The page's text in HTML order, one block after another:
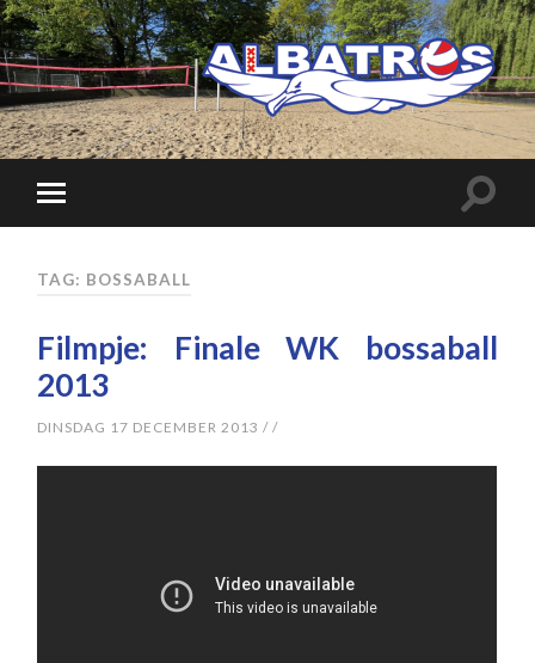
TAG: BOSSABALL
Filmpje: Finale WK bossaball
2013
DINSDAG 17 DECEMBER 2013 //